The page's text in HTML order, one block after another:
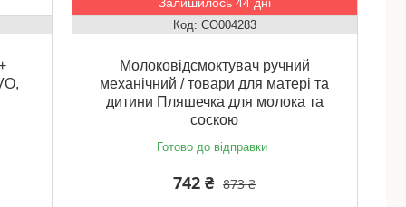
CO004283
Молоковідсмоктувач ручний
механічний / товари для матері та
дитини Пляшечка для молока та
соскою
Готово до відправки
873 ₴
742 ₴